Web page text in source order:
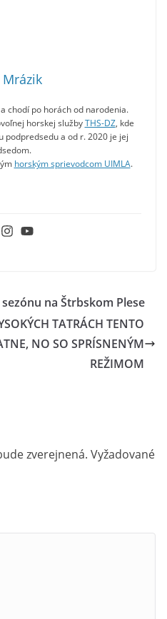
Mrázik
chodí po horách od narodenia.
horskej službyTHS-DZ, kde
podpredsedu a od r. 2020 je jej
horským sprievodcom UIMLA.
na Štrbskom Plese
TATRÁCH TENTO
NO SO SPRÍSNENÝM
REŽIMOM
zverejnená. Vyžadované